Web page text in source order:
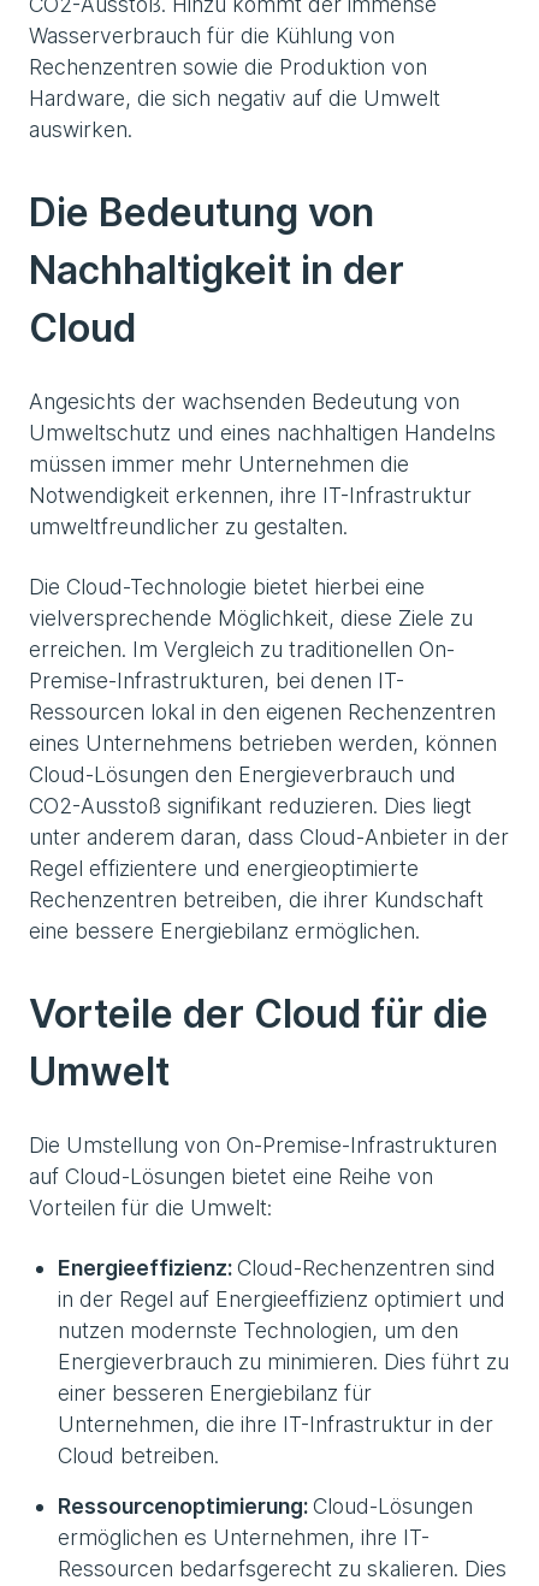
Wasserverbrauch für die Kühlung von
Rechenzentren sowie die Produktion von
Hardware, die sich negativ auf die Umwelt
auswirken.
Die Bedeutung von
Nachhaltigkeit in der
Cloud
Angesichts der wachsenden Bedeutung von
Umweltschutz und eines nachhaltigen Handelns
müssen immer mehr Unternehmen die
Notwendigkeit erkennen, ihre IT-Infrastruktur
umweltfreundlicher zu gestalten.
Die Cloud-Technologie bietet hierbei eine
vielversprechende Möglichkeit, diese Ziele zu
erreichen. Im Vergleich zu traditionellen On-
Premise-Infrastrukturen, bei denen IT-
Ressourcen lokal in den eigenen Rechenzentren
eines Unternehmens betrieben werden, können
Cloud-Lösungen den Energieverbrauch und
CO2-Ausstoß signifikant reduzieren. Dies liegt
unter anderem daran, dass Cloud-Anbieter in der
Regel effizientere und energieoptimierte
Rechenzentren betreiben, die ihrer Kundschaft
eine bessere Energiebilanz ermöglichen.
Vorteile der Cloud für die
Umwelt
Die Umstellung von On-Premise-Infrastrukturen
auf Cloud-Lösungen bietet eine Reihe von
Vorteilen für die Umwelt:
Energieeffizienz:Cloud-Rechenzentren sind
in der Regel auf Energieeffizienz optimiert und
nutzen modernste Technologien, um den
Energieverbrauch zu minimieren. Dies führt zu
einer besseren Energiebilanz für
Unternehmen, die ihre IT-Infrastruktur in der
Cloud betreiben.
Ressourcenoptimierung:Cloud-Lösungen
ermöglichen es Unternehmen, ihre IT-
Ressourcen bedarfsgerecht zu skalieren. Dies